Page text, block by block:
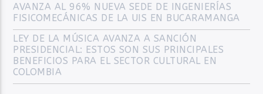
AVANZA AL 96% NUEVA SEDE DE INGENIERÍAS
FISICOMECÁNICAS DE LA UIS EN BUCARAMANGA
LEY DE LA MÚSICA AVANZA A SANCIÓN
PRESIDENCIAL: ESTOS SON SUS PRINCIPALES
BENEFICIOS PARA EL SECTOR CULTURAL EN
COLOMBIA